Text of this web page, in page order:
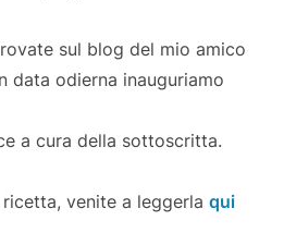
sul blog del mio amico
data odierna inauguriamo
a cura della sottoscritta.
venite a leggerla qui